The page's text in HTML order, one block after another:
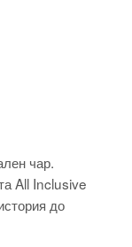
чар.
All Inclusive
до